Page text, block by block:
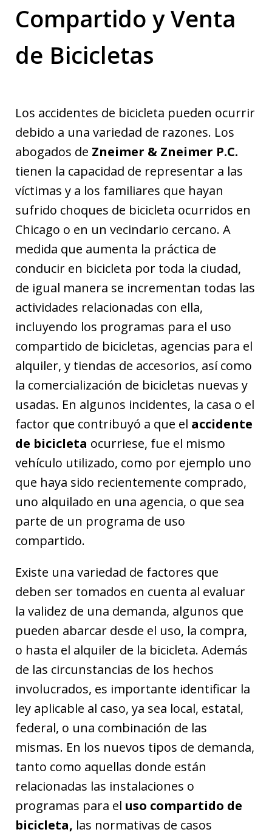
Compartido y Venta
de Bicicletas
Los accidentes de bicicleta pueden ocurrir
debido a una variedad de razones. Los
abogados de Zneimer & Zneimer P.C.
tienen la capacidad de representar a las
víctimas y a los familiares que hayan
sufrido choques de bicicleta ocurridos en
Chicago o en un vecindario cercano. A
medida que aumenta la práctica de
conducir en bicicleta por toda la ciudad,
de igual manera se incrementan todas las
actividades relacionadas con ella,
incluyendo los programas para el uso
compartido de bicicletas, agencias para el
alquiler, y tiendas de accesorios, así como
la comercialización de bicicletas nuevas y
usadas. En algunos incidentes, la casa o el
factor que contribuyó a que el accidente
de bicicleta ocurriese, fue el mismo
vehículo utilizado, como por ejemplo uno
que haya sido recientemente comprado,
uno alquilado en una agencia, o que sea
parte de un programa de uso
compartido.
Existe una variedad de factores que
deben ser tomados en cuenta al evaluar
la validez de una demanda, algunos que
pueden abarcar desde el uso, la compra,
o hasta el alquiler de la bicicleta. Además
de las circunstancias de los hechos
involucrados, es importante identificar la
ley aplicable al caso, ya sea local, estatal,
federal, o una combinación de las
mismas. En los nuevos tipos de demanda,
tanto como aquellas donde están
relacionadas las instalaciones o
programas para el uso compartido de
bicicleta, las normativas de casos